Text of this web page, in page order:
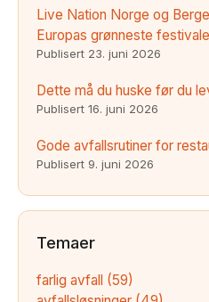
Live Nation Norge og
Europas grønneste
Publisert 23. juni 2026
Dette må du huske før du
Publisert 16. juni 2026
Gode avfallsrutiner for
Publisert 9. juni 2026
Temaer
farlig avfall (59)